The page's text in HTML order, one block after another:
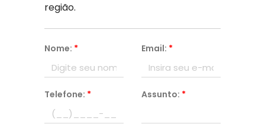
região.
Nome: * Email: *
Telefone: * Assunto: *